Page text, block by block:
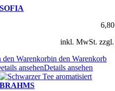
SOFIA
6,80
inkl. MwSt. zzgl.
den Warenkorbin den Warenkorb
ansehenDetails ansehen
BRAHMS